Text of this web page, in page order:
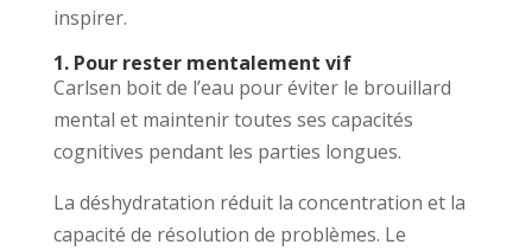
inspirer.
1. Pour rester mentalement vif
Carlsen boit de l’eau pour éviter le brouillard
mental et maintenir toutes ses capacités
cognitives pendant les parties longues.
La déshydratation réduit la concentration et la
capacité de résolution de problèmes. Le